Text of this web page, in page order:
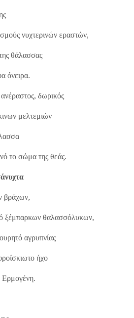
νυχτερινών εραστών,
θάλασσας
όνειρα.
δωρικός
μελτεμιών
το σώμα της θεάς.
βράχων,
ξέμπαρκων θαλασσόλυκων,
αγρυπνίας
ήχο
Ερμογένη.